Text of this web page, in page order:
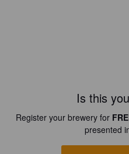
Is this
Register your brewery for
presented